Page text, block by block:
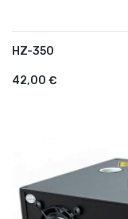
HZ-350
42,00 €